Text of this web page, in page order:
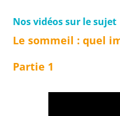
Nos vidéos sur le sujet
Le sommeil : quel
Partie 1